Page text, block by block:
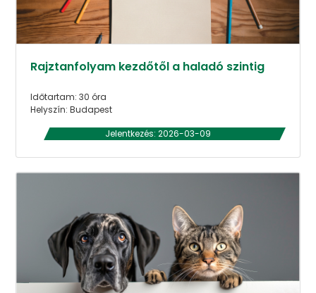
Rajztanfolyam kezdőtől a haladó szintig
Időtartam: 30 óra
Helyszín: Budapest
Jelentkezés: 2026-03-09